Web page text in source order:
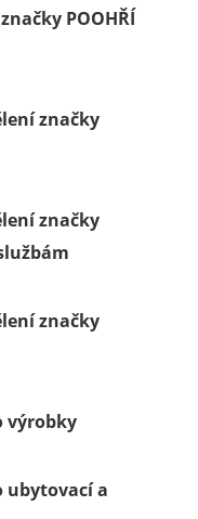
POOHŘÍ
značky
značky
značky
výrobky
ubytovací a